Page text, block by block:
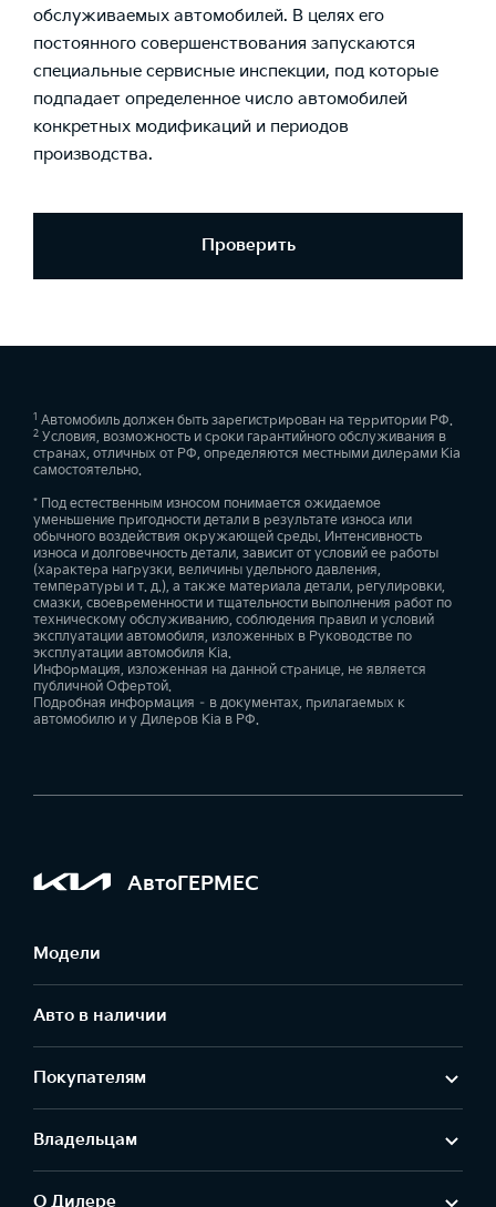
обслуживаемых автомобилей. В целях его
постоянного совершенствования запускаются
специальные сервисные инспекции, под которые
подпадает определенное число автомобилей
конкретных модификаций и периодов
производства.
Проверить
1 Автомобиль должен быть зарегистрирован на территории РФ.
2 Условия, возможность и сроки гарантийного обслуживания в
странах, отличных от РФ, определяются местными дилерами Kia
самостоятельно.
* Под естественным износом понимается ожидаемое
уменьшение пригодности детали в результате износа или
обычного воздействия окружающей среды. Интенсивность
износа и долговечность детали, зависит от условий ее работы
(характера нагрузки, величины удельного давления,
температуры и т. д.), а также материала детали, регулировки,
смазки, своевременности и тщательности выполнения работ по
техническому обслуживанию, соблюдения правил и условий
эксплуатации автомобиля, изложенных в Руководстве по
эксплуатации автомобиля Kia.
Информация, изложенная на данной странице, не является
публичной Офертой.
Подробная информация – в документах, прилагаемых к
автомобилю и у Дилеров Kia в РФ.
АвтоГЕРМЕС
Модели
Авто в наличии
Покупателям
Владельцам
О Дилере